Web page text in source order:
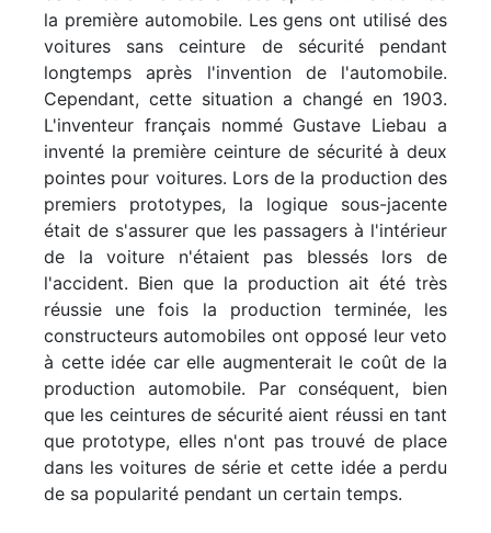
la première automobile. Les gens ont utilisé des
voitures sans ceinture de sécurité pendant
longtemps après l'invention de l'automobile.
Cependant, cette situation a changé en 1903.
L'inventeur français nommé Gustave Liebau a
inventé la première ceinture de sécurité à deux
pointes pour voitures. Lors de la production des
premiers prototypes, la logique sous-jacente
était de s'assurer que les passagers à l'intérieur
de la voiture n'étaient pas blessés lors de
l'accident. Bien que la production ait été très
réussie une fois la production terminée, les
constructeurs automobiles ont opposé leur veto
à cette idée car elle augmenterait le coût de la
production automobile. Par conséquent, bien
que les ceintures de sécurité aient réussi en tant
que prototype, elles n'ont pas trouvé de place
dans les voitures de série et cette idée a perdu
de sa popularité pendant un certain temps.